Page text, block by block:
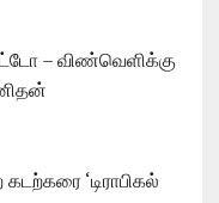
– விண்வெளிக்கு
கடற்கரை ‘டிராபிகல்